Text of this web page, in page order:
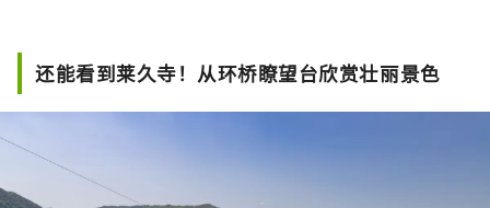
还能看到莱久寺！从环桥瞭望台欣赏壮丽景色